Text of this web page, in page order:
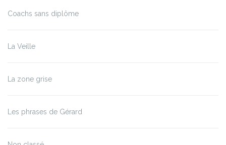
Coachs sans diplôme
La Veille
La zone grise
Les phrases de Gérard